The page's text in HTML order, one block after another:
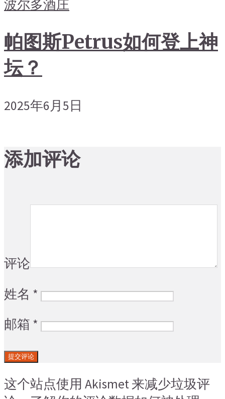
波尔多酒庄
帕图斯Petrus如何登上神
坛？
2025年6月5日
添加评论
评论
姓名 *
邮箱 *
这个站点使用 Akismet 来减少垃圾评